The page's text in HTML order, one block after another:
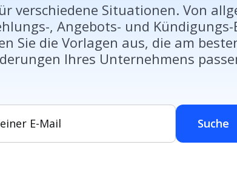
verschiedene Situationen. Von
, Angebots- und Kündigungs-
Sie die Vorlagen aus, die am
Ihres Unternehmens
Suche